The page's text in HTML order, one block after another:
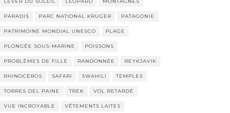
PARADIS PARC NATIONAL KRUGER PATAGONIE
PATRIMOINE MONDIAL UNESCO PLAGE
PLONGÉE SOUS-MARINE POISSONS
PROBLÈMES DE FILLE RANDONNÉE REYKJAVIK
RHINOCÉROS SAFARI SWAHILI TEMPLES
TORRES DEL PAINE TREK VOL RETARDÉ
VUE INCROYABLE VÊTEMENTS LAITES